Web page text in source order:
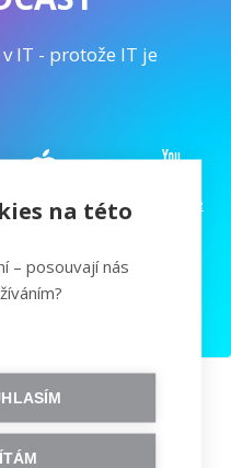
IT - protože IT je
Podcasts YouTube
na této
– posouvají nás